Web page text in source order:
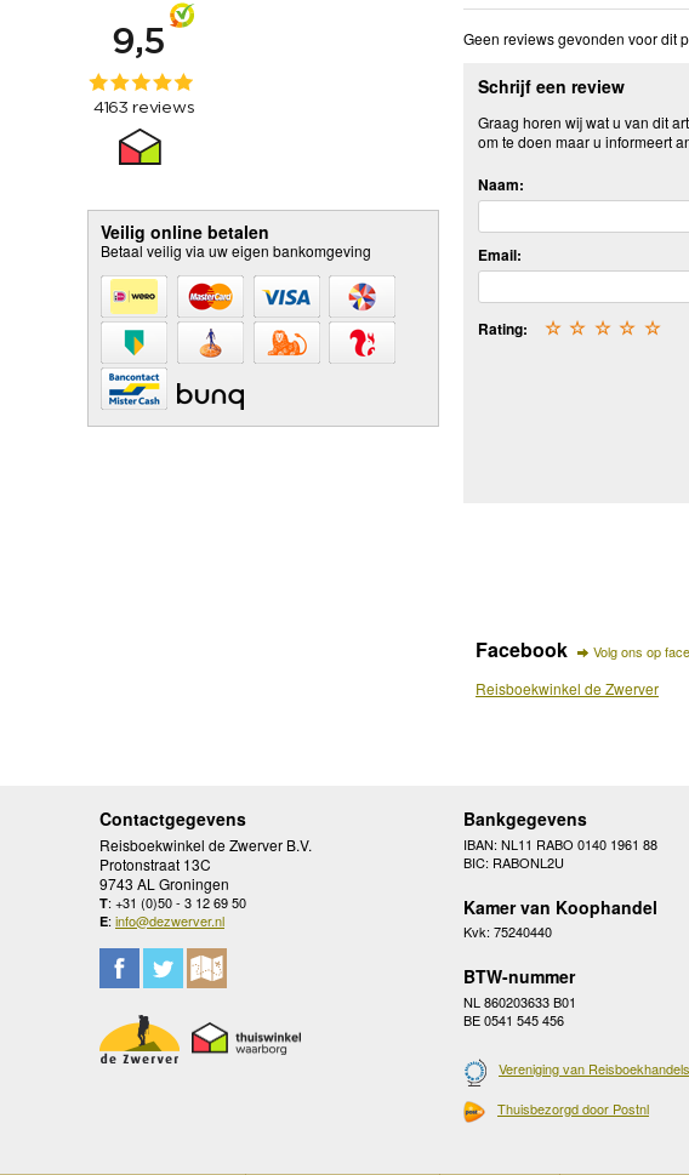
Veilig online betalen
Betaal veilig via uw eigen bankomgeving
Geen reviews gevonden voor dit
Schrijf een review
Graag horen wij wat u van dit
om te doen maar u informeert
Naam:
Email:
Rating: ☆
☆
☆
☆
☆
Facebook Volg ons op
Reisboekwinkel de Zwerver
Contactgegevens
Reisboekwinkel de Zwerver B.V.
Protonstraat 13C
9743 AL Groningen
T: +31 (0)50 - 3 12 69 50
E: info@dezwerver.nl
Bankgegevens
IBAN: NL11 RABO 0140 1961 88
BIC: RABONL2U
Kamer van Koophandel
Kvk: 75240440
BTW-nummer
NL 860203633 B01
BE 0541 545 456
Vereniging van Reisboekhandels
Thuisbezorgd door Postnl